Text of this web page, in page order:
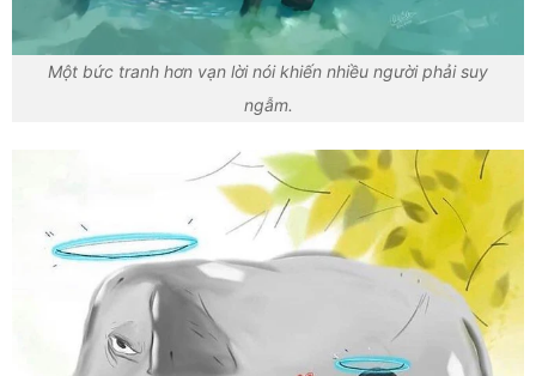
Một bức tranh hơn vạn lời nói khiến nhiều người phải suy
ngẫm.